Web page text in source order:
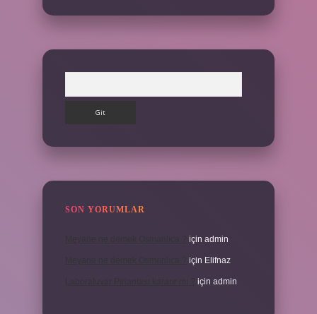
SON YORUMLAR
için admin
için Elifnaz
için admin